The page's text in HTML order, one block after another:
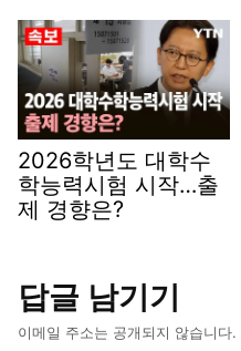
2026학년도 대학수
학능력시험 시작…출
제 경향은?
답글 남기기
이메일 주소는 공개되지 않습니다.